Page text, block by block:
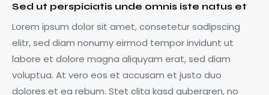
Sed ut perspiciatis unde omnis iste natus et
Lorem ipsum dolor sit amet, consetetur sadipscing
elitr, sed diam nonumy eirmod tempor invidunt ut
labore et dolore magna aliquyam erat, sed diam
voluptua. At vero eos et accusam et justo duo
dolores et ea rebum. Stet clita kasd gubergren, no